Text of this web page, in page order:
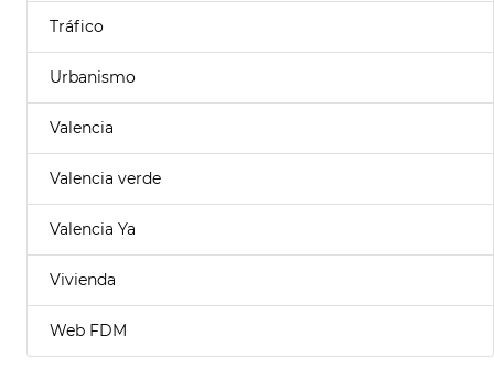
Tráfico
Urbanismo
Valencia
Valencia verde
Valencia Ya
Vivienda
Web FDM